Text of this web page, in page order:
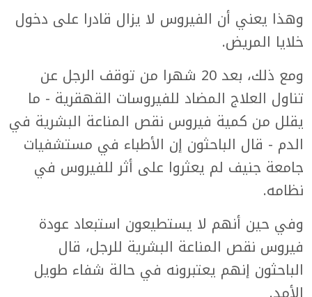
وهذا يعني أن الفيروس لا يزال قادرا على دخول
خلايا المريض.
ومع ذلك، بعد 20 شهرا من توقف الرجل عن
تناول العلاج المضاد للفيروسات القهقرية - ما
يقلل من كمية فيروس نقص المناعة البشرية في
الدم - قال الباحثون إن الأطباء في مستشفيات
جامعة جنيف لم يعثروا على أثر للفيروس في
نظامه.
وفي حين أنهم لا يستطيعون استبعاد عودة
فيروس نقص المناعة البشرية للرجل، قال
الباحثون إنهم يعتبرونه في حالة شفاء طويل